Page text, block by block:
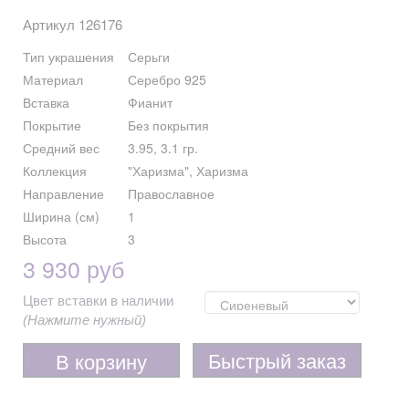
Артикул 126176
Тип украшения
Серьги
Материал
Серебро 925
Вставка
Фианит
Покрытие
Без покрытия
Средний вес
3.95, 3.1 гр.
Коллекция
"Харизма", Харизма
Направление
Православное
Ширина (см)
1
Высота
3
3 930 руб
Цвет вставки в наличии
(Нажмите нужный)
В корзину Быстрый заказ